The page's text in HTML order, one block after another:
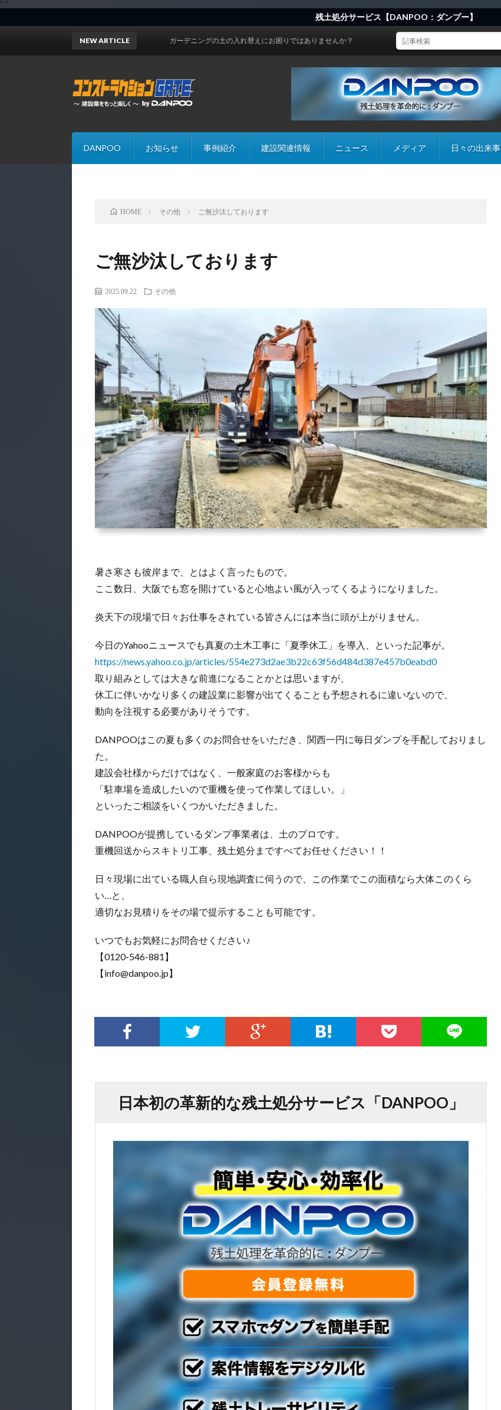
" "
残土処分サービス【DANPOO：ダンプー】
DANPOO お知らせ 事例紹介 建設関連情報 ニュース メディア 日々の出来事
NEW ARTICLE ガーデニングの土の入れ替えにお困りではありませんか？
HOME その他 ご無沙汰しております
ご無沙汰しております
2025.09.22 その他
暑さ寒さも彼岸まで、とはよく言ったもので。
ここ数日、大阪でも窓を開けていると心地よい風が入ってくるようになりました。
炎天下の現場で日々お仕事をされている皆さんには本当に頭が上がりません。
今日のYahooニュースでも真夏の土木工事に「夏季休工」を導入、といった記事が。
https://news.yahoo.co.jp/articles/554e273d2ae3b22c63f56d484d387e457b0eabd0
取り組みとしては大きな前進になることかとは思いますが、
休工に伴いかなり多くの建設業に影響が出てくることも予想されるに違いないので、
動向を注視する必要がありそうです。
DANPOOはこの夏も多くのお問合せをいただき、関西一円に毎日ダンプを手配しておりまし
た。
建設会社様からだけではなく、一般家庭のお客様からも
「駐車場を造成したいので重機を使って作業してほしい。」
といったご相談をいくつかいただきました。
DANPOOが提携しているダンプ事業者は、土のプロです。
重機回送からスキトリ工事、残土処分まですべてお任せください！！
日々現場に出ている職人自ら現地調査に伺うので、この作業でこの面積なら大体このくら
い…と、
適切なお見積りをその場で提示することも可能です。
いつでもお気軽にお問合せください♪
【0120-546-881】
【info@danpoo.jp】
日本初の革新的な残土処分サービス「DANPOO」